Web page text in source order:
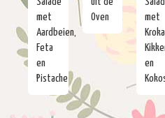
met
Aardbeien,
Feta
en
Pistache
Oven
met
en